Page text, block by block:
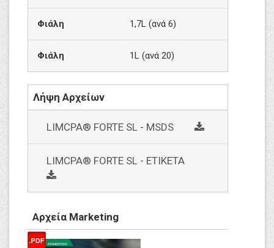
Φιάλη 1,7L (ανά 6)
Φιάλη 1L (ανά 20)
Λήψη Αρχείων
LIMCPA® FORTE SL - MSDS social
LIMCPA® FORTE SL - ΕΤΙΚΕΤΑ
social
Αρχεία Marketing